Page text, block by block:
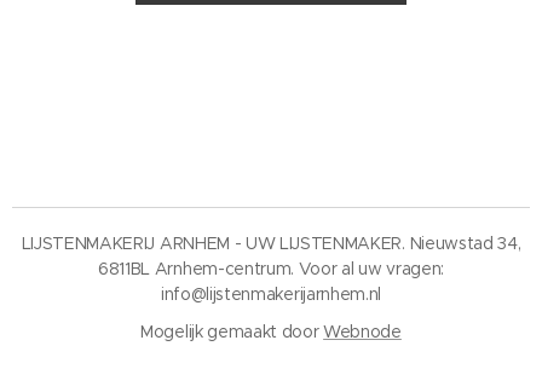
LIJSTENMAKERIJ ARNHEM - UW LIJSTENMAKER. Nieuwstad 34,
6811BL Arnhem-centrum. Voor al uw vragen:
info@lijstenmakerijarnhem.nl
Mogelijk gemaakt doorWebnode